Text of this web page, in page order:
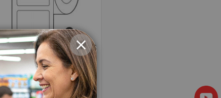
Sku: 3985
Adhesivas TD SAT
CERRAR